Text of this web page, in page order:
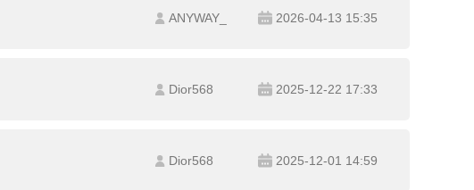
ANYWAY_ 2026-04-13 15:35
Dior568 2025-12-22 17:33
Dior568 2025-12-01 14:59